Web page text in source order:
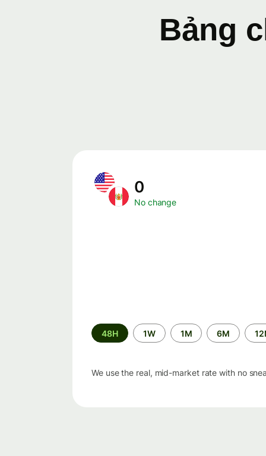
Bảng
0
No change
Time
period
48H 1W 1M 6M
We use the real, mid-market rate with no